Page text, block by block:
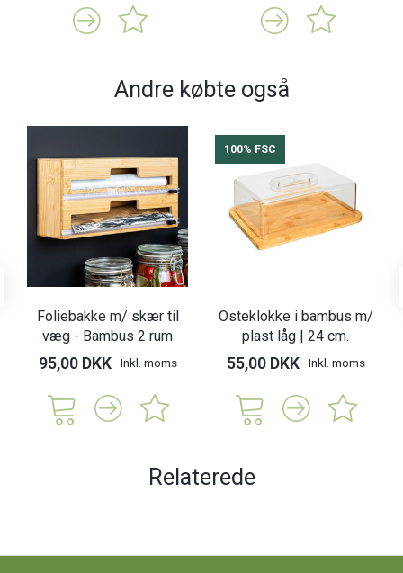
Andre købte også
Foliebakke m/ skær til
væg - Bambus 2 rum
95,00 DKK Inkl. moms
100% FSC
Osteklokke i bambus m/
plast låg | 24 cm.
55,00 DKK Inkl. moms
Relaterede